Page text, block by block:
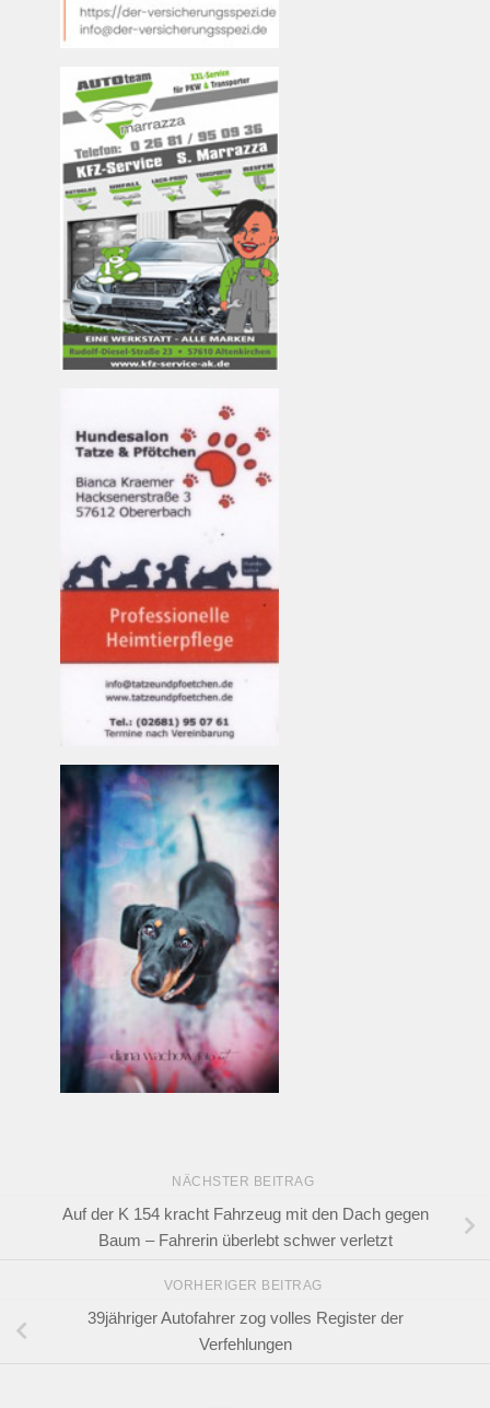
NÄCHSTER BEITRAG
Auf der K 154 kracht Fahrzeug mit den Dach gegen
Baum – Fahrerin überlebt schwer verletzt
VORHERIGER BEITRAG
39jähriger Autofahrer zog volles Register der
Verfehlungen